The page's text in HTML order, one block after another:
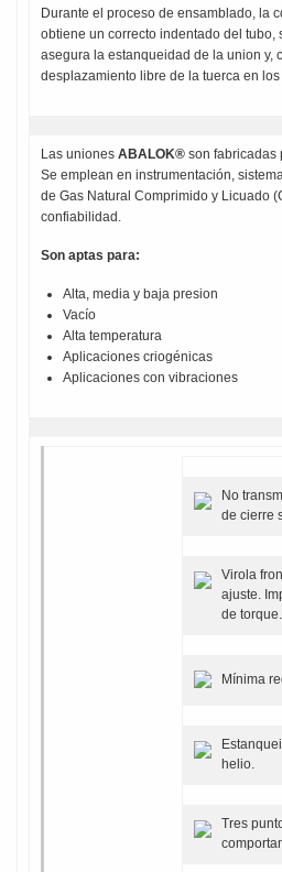
Durante el proceso de ensamblado, la
obtiene un correcto indentado del
asegura la estanqueidad de la union y,
desplazamiento libre de la tuerca en
Las uniones ABALOK® son fabricadas
Se emplean en instrumentación,
de Gas Natural Comprimido y Licuado
confiabilidad.
Son aptas para:
Alta, media y baja presion
Vacío
Alta temperatura
Aplicaciones criogénicas
Aplicaciones con vibraciones
No
de cierre
Virola
ajuste.
de torque.
Mínima
helio.
Tres